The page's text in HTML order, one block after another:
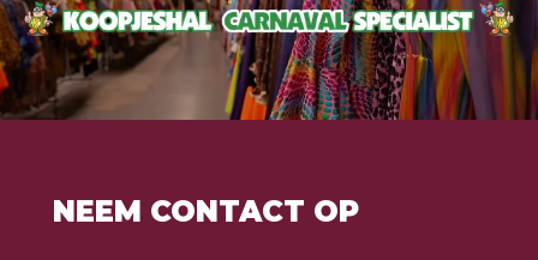
NEEM CONTACT OP